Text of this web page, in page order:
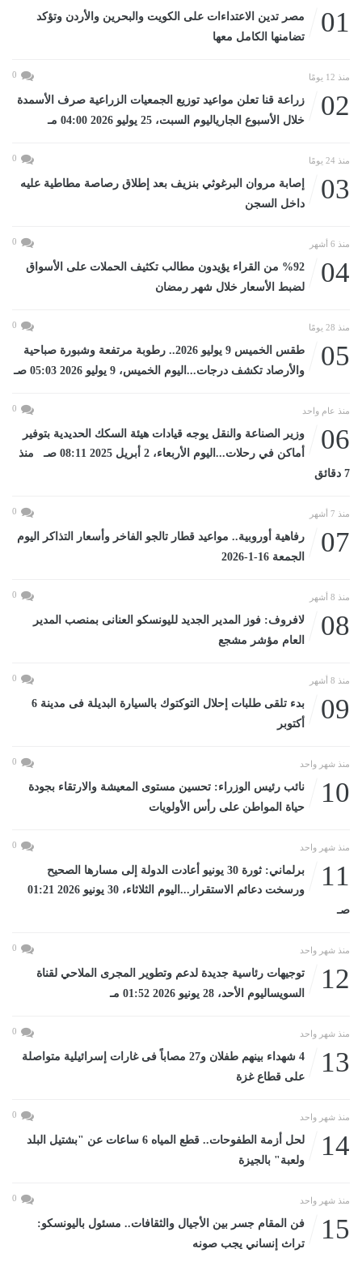
01
مصر تدين الاعتداءات على الكويت والبحرين والأردن وتؤكد
تضامنها الكامل معها
منذ 12 يومًا 0
02
زراعة قنا تعلن مواعيد توزيع الجمعيات الزراعية صرف الأسمدة
خلال الأسبوع الجارياليوم السبت، 25 يوليو 2026 04:00 مـ
منذ 24 يومًا 0
03
إصابة مروان البرغوثي بنزيف بعد إطلاق رصاصة مطاطية عليه
داخل السجن
منذ 6 أشهر 0
04
%92 من القراء يؤيدون مطالب تكثيف الحملات على الأسواق
لضبط الأسعار خلال شهر رمضان
منذ 28 يومًا 0
05
طقس الخميس 9 يوليو 2026.. رطوبة مرتفعة وشبورة صباحية
والأرصاد تكشف درجات...اليوم الخميس، 9 يوليو 2026 05:03 صـ
منذ عام واحد 0
06
وزير الصناعة والنقل يوجه قيادات هيئة السكك الحديدية بتوفير
أماكن في رحلات...اليوم الأربعاء، 2 أبريل 2025 08:11 صـ منذ
7 دقائق
منذ 7 أشهر 0
07
رفاهية أوروبية.. مواعيد قطار تالجو الفاخر وأسعار التذاكر اليوم
الجمعة 16-1-2026
منذ 8 أشهر 0
08
لافروف: فوز المدير الجديد لليونسكو العنانى بمنصب المدير
العام مؤشر مشجع
منذ 8 أشهر 0
09
بدء تلقى طلبات إحلال التوكتوك بالسيارة البديلة فى مدينة 6
أكتوبر
منذ شهر واحد 0
10
نائب رئيس الوزراء: تحسين مستوى المعيشة والارتقاء بجودة
حياة المواطن على رأس الأولويات
منذ شهر واحد 0
11
برلماني: ثورة 30 يونيو أعادت الدولة إلى مسارها الصحيح
ورسخت دعائم الاستقرار...اليوم الثلاثاء، 30 يونيو 2026 01:21
صـ
منذ شهر واحد 0
12
توجيهات رئاسية جديدة لدعم وتطوير المجرى الملاحي لقناة
السويساليوم الأحد، 28 يونيو 2026 01:52 مـ
منذ شهر واحد 0
13
4 شهداء بينهم طفلان و27 مصاباً فى غارات إسرائيلية متواصلة
على قطاع غزة
منذ شهر واحد 0
14
لحل أزمة الطفوحات.. قطع المياه 6 ساعات عن "بشتيل البلد
ولعبة" بالجيزة
منذ شهر واحد 0
15
فن المقام جسر بين الأجيال والثقافات.. مسئول باليونسكو:
تراث إنساني يجب صونه